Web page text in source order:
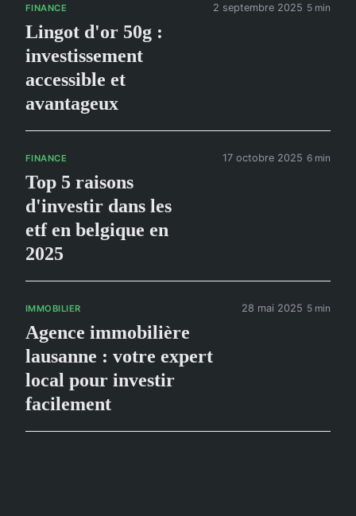
FINANCE
Lingot d'or 50g :
investissement
accessible et
avantageux
2 septembre 2025 5 min
FINANCE
Top 5 raisons
d'investir dans les
etf en belgique en
2025
17 octobre 2025 6 min
IMMOBILIER
Agence immobilière
lausanne : votre expert
local pour investir
facilement
28 mai 2025 5 min